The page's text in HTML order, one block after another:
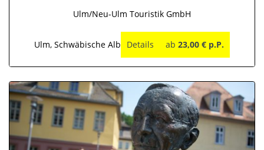
Ulm/Neu-Ulm Touristik GmbH
Ulm, Schwäbische Alb Details ab 23,00 € p.P.